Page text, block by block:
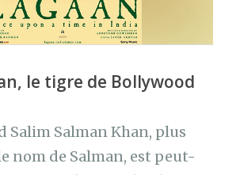
le tigre de Bollywood
Salim Salman Khan, plus
nom de Salman, est peut-